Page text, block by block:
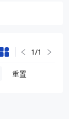
221360
烤箱袋
1/1
重置